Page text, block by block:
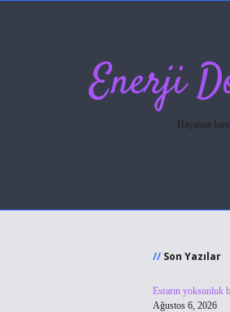
Enerji
Hayatına
Son Yazılar
Esrarın yoksunluk
Ağustos 6, 2026